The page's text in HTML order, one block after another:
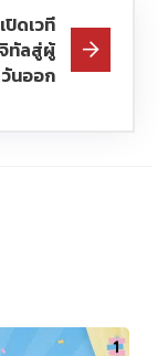
ปิดเวที
ทัลสู่ผู้
นออก